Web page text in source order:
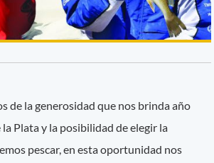
de la generosidad que nos brinda año
la Plata y la posibilidad de elegir la
pescar, en esta oportunidad nos